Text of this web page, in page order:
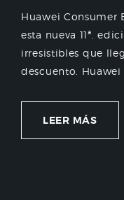
Huawei Consumer
esta nueva 11ª.
irresistibles que
descuento. Huawei
LEER MÁS